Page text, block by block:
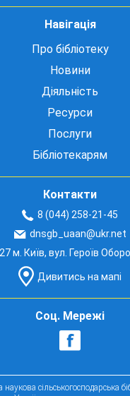
Навігація
Про бібліотеку
Новини
Діяльність
Ресурси
Послуги
Бібліотекарям
Контакти
8 (044) 258-21-45
dnsgb_uaan@ukr.net
м. Київ, вул. Героїв
Дивитись на мапі
Соц. Мережі
сільськогосподарська